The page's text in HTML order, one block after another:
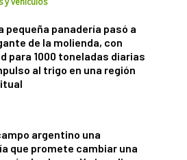
pequeña panadería pasó a
de la molienda, con
para 1000 toneladas diarias
al trigo en una región
argentino una
que promete cambiar una